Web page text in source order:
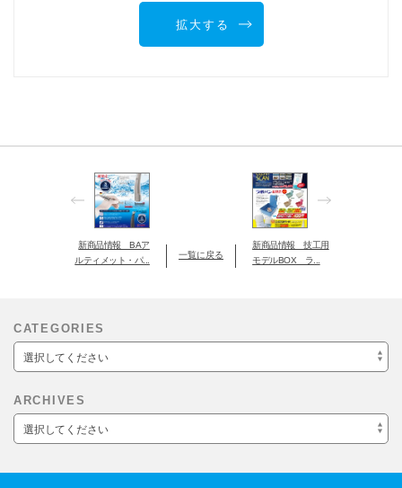
拡大する
新商品情報 BAア
ルティメット・パ...
一覧に戻る
新商品情報 技工用
モデルBOX ラ...
CATEGORIES
選択してください
ARCHIVES
選択してください